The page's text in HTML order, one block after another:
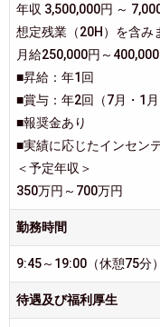
年収 3,500,000円 ～
想定残業（20H）を含み
月給250,000円～400,000
■昇給：年1回
■賞与：年2回（7月・1
■報奨金あり
■実績に応じたインセン
＜予定年収＞
350万円～700万円
勤務時間
9:45～19:00（休憩75分）
待遇及び福利厚生